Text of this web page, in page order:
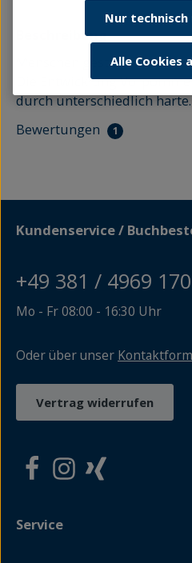
Beschreibung
Menschen gestalten ihre
Die Entwicklung
durch unterschiedlich
Bewertungen
1
Kundenservice /
+49 381 / 4969 170
Mo - Fr 08:00 - 16:30 Uhr
Oder über unser
Vertrag widerrufen
Service
Nur
Alle Cookies